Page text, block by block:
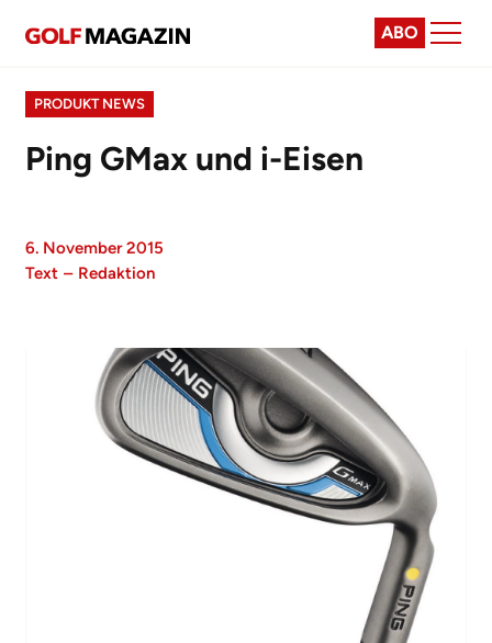
ABO
PRODUKT NEWS
Ping GMax und i-Eisen
6. November 2015
Text – Redaktion